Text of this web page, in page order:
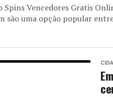
Spins Vencedores Gratis
são uma opção popular